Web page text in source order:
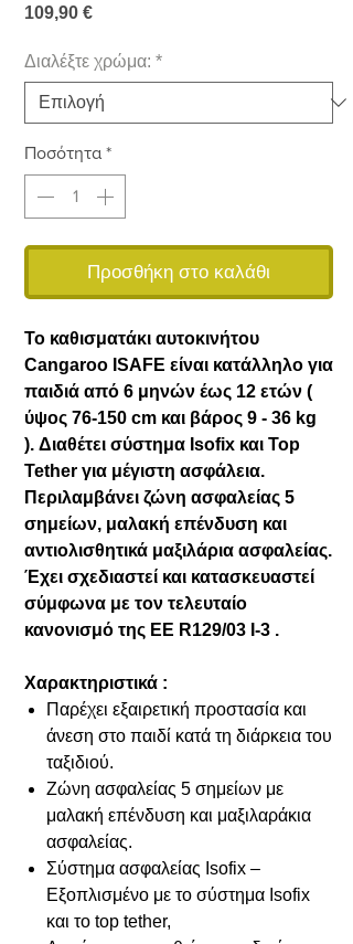
109,90 €Τιμή
Διαλέξτε χρώμα: *
Ποσότητα *
Προσθήκη στο καλάθι
Το καθισματάκι αυτοκινήτου
Cangaroo ISAFE είναι κατάλληλο για
παιδιά από 6 μηνών έως 12 ετών (
ύψος 76-150 cm και βάρος 9 - 36 kg
). Διαθέτει σύστημα Isofix και Top
Tether για μέγιστη ασφάλεια.
Περιλαμβάνει ζώνη ασφαλείας 5
σημείων, μαλακή επένδυση και
αντιολισθητικά μαξιλάρια ασφαλείας.
Έχει σχεδιαστεί και κατασκευαστεί
σύμφωνα με τον τελευταίο
κανονισμό της ΕΕ R129/03 I-3 .
Χαρακτηριστικά :
Παρέχει εξαιρετική προστασία και
άνεση στο παιδί κατά τη διάρκεια του
ταξιδιού.
Ζώνη ασφαλείας 5 σημείων με
μαλακή επένδυση και μαξιλαράκια
ασφαλείας.
Σύστημα ασφαλείας Isofix –
Εξοπλισμένο με το σύστημα Isofix
και το top tether,